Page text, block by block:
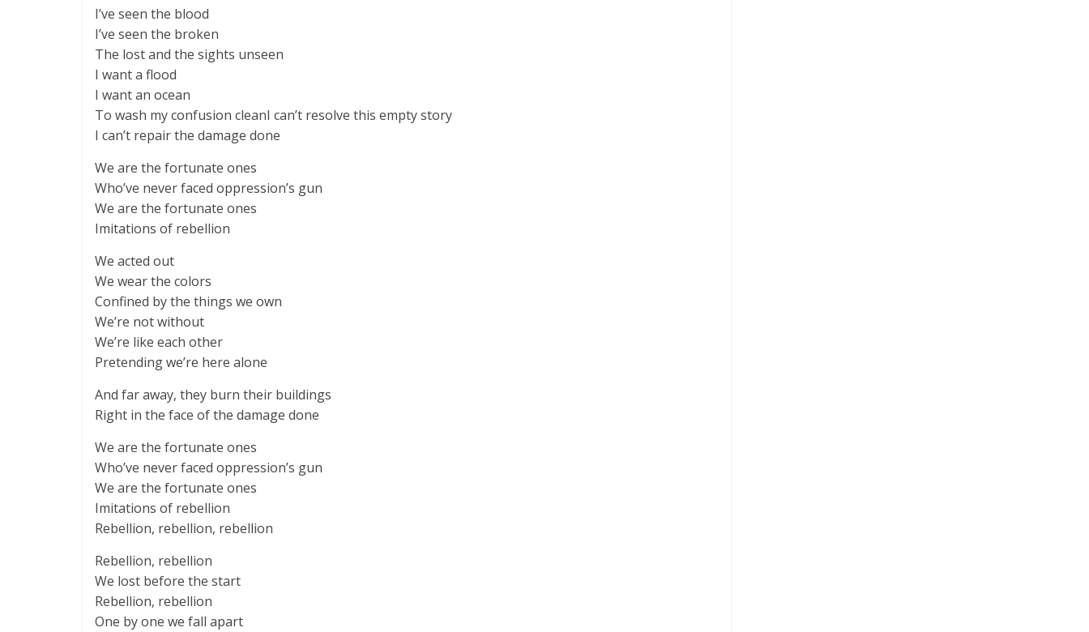
I’ve seen the blood
I’ve seen the broken
The lost and the sights unseen
I want a flood
I want an ocean
To wash my confusion cleanI can’t resolve this empty story
I can’t repair the damage done
We are the fortunate ones
Who’ve never faced oppression’s gun
We are the fortunate ones
Imitations of rebellion
We acted out
We wear the colors
Confined by the things we own
We’re not without
We’re like each other
Pretending we’re here alone
And far away, they burn their buildings
Right in the face of the damage done
We are the fortunate ones
Who’ve never faced oppression’s gun
We are the fortunate ones
Imitations of rebellion
Rebellion, rebellion, rebellion
Rebellion, rebellion
We lost before the start
Rebellion, rebellion
One by one we fall apart